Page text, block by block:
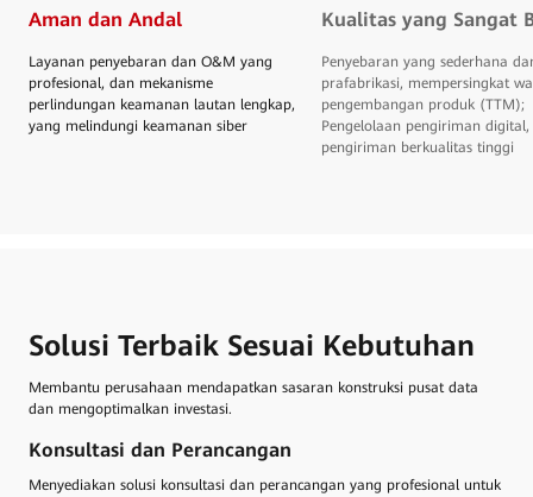
Aman dan Andal
Layanan penyebaran dan O&M yang
profesional, dan mekanisme
perlindungan keamanan lautan lengkap,
yang melindungi keamanan siber
Kualitas yang Sangat
Penyebaran yang sederhana
prafabrikasi, mempersingkat
pengembangan produk (TTM);
Pengelolaan pengiriman digital,
pengiriman berkualitas tinggi
Solusi Terbaik Sesuai Kebutuhan
Membantu perusahaan mendapatkan sasaran konstruksi pusat data
dan mengoptimalkan investasi.
Konsultasi dan Perancangan
Menyediakan solusi konsultasi dan perancangan yang profesional untuk